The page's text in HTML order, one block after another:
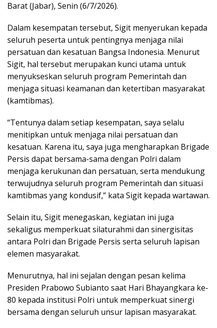
Barat (Jabar), Senin (6/7/2026).
Dalam kesempatan tersebut, Sigit menyerukan kepada
seluruh peserta untuk pentingnya menjaga nilai
persatuan dan kesatuan Bangsa Indonesia. Menurut
Sigit, hal tersebut merupakan kunci utama untuk
menyukseskan seluruh program Pemerintah dan
menjaga situasi keamanan dan ketertiban masyarakat
(kamtibmas).
“Tentunya dalam setiap kesempatan, saya selalu
menitipkan untuk menjaga nilai persatuan dan
kesatuan. Karena itu, saya juga mengharapkan Brigade
Persis dapat bersama-sama dengan Polri dalam
menjaga kerukunan dan persatuan, serta mendukung
terwujudnya seluruh program Pemerintah dan situasi
kamtibmas yang kondusif,” kata Sigit kepada wartawan.
Selain itu, Sigit menegaskan, kegiatan ini juga
sekaligus memperkuat silaturahmi dan sinergisitas
antara Polri dan Brigade Persis serta seluruh lapisan
elemen masyarakat.
Menurutnya, hal ini sejalan dengan pesan kelima
Presiden Prabowo Subianto saat Hari Bhayangkara ke-
80 kepada institusi Polri untuk memperkuat sinergi
bersama dengan seluruh unsur lapisan masyarakat.